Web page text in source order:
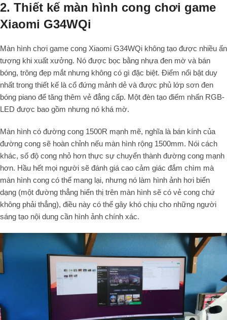
2. Thiết kế màn hình cong chơi game
Xiaomi G34WQi
Màn hình chơi game cong Xiaomi G34WQi không tạo được nhiều ấn
tượng khi xuất xưởng. Nó được bọc bằng nhựa đen mờ và bán
bóng, trông đẹp mắt nhưng không có gì đặc biệt. Điểm nổi bật duy
nhất trong thiết kế là cổ đứng mảnh dẻ và được phủ lớp sơn đen
bóng piano để tăng thêm vẻ đẳng cấp. Một đèn tạo điểm nhấn RGB-
LED được bao gồm nhưng nó khá mờ.
Màn hình có đường cong 1500R mạnh mẽ, nghĩa là bán kính của
đường cong sẽ hoàn chỉnh nếu màn hình rộng 1500mm. Nói cách
khác, số độ cong nhỏ hơn thực sự chuyển thành đường cong mạnh
hơn. Hầu hết mọi người sẽ đánh giá cao cảm giác đắm chìm mà
màn hình cong có thể mang lại, nhưng nó làm hình ảnh hơi biến
dạng (một đường thẳng hiển thị trên màn hình sẽ có vẻ cong chứ
không phải thẳng), điều này có thể gây khó chịu cho những người
sáng tạo nội dung cần hình ảnh chính xác.